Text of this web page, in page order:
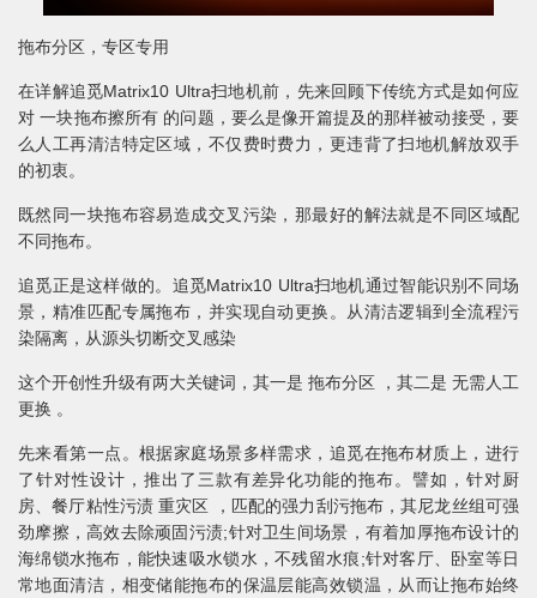
拖布分区，专区专用
在详解追觅Matrix10 Ultra扫地机前，先来回顾下传统方式是如何应
对 一块拖布擦所有 的问题，要么是像开篇提及的那样被动接受，要
么人工再清洁特定区域，不仅费时费力，更违背了扫地机解放双手
的初衷。
既然同一块拖布容易造成交叉污染，那最好的解法就是不同区域配
不同拖布。
追觅正是这样做的。追觅Matrix10 Ultra扫地机通过智能识别不同场
景，精准匹配专属拖布，并实现自动更换。从清洁逻辑到全流程污
染隔离，从源头切断交叉感染
这个开创性升级有两大关键词，其一是 拖布分区 ，其二是 无需人工
更换 。
先来看第一点。根据家庭场景多样需求，追觅在拖布材质上，进行
了针对性设计，推出了三款有差异化功能的拖布。譬如，针对厨
房、餐厅粘性污渍 重灾区 ，匹配的强力刮污拖布，其尼龙丝组可强
劲摩擦，高效去除顽固污渍;针对卫生间场景，有着加厚拖布设计的
海绵锁水拖布，能快速吸水锁水，不残留水痕;针对客厅、卧室等日
常地面清洁，相变储能拖布的保温层能高效锁温，从而让拖布始终